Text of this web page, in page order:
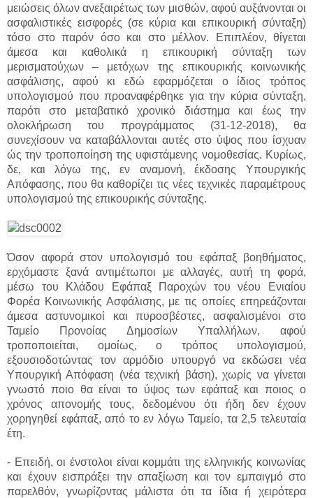
μειώσεις όλων ανεξαιρέτως των μισθών, αφού αυξάνονται οι
ασφαλιστικές εισφορές (σε κύρια και επικουρική σύνταξη)
τόσο στο παρόν όσο και στο μέλλον. Επιπλέον, θίγεται
άμεσα και καθολικά η επικουρική σύνταξη των
μερισματούχων – μετόχων της επικουρικής κοινωνικής
ασφάλισης, αφού κι εδώ εφαρμόζεται ο ίδιος τρόπος
υπολογισμού που προαναφέρθηκε για την κύρια σύνταξη,
παρότι στο μεταβατικό χρονικό διάστημα και έως την
ολοκλήρωση του προγράμματος (31-12-2018), θα
συνεχίσουν να καταβάλλονται αυτές στο ύψος που ίσχυαν
ώς την τροποποίηση της υφιστάμενης νομοθεσίας. Κυρίως,
δε, και λόγω της, εν αναμονή, έκδοσης Υπουργικής
Απόφασης, που θα καθορίζει τις νέες τεχνικές παραμέτρους
υπολογισμού της επικουρικής σύνταξης.
Όσον αφορά στον υπολογισμό του εφάπαξ βοηθήματος,
ερχόμαστε ξανά αντιμέτωποι με αλλαγές, αυτή τη φορά,
μέσω του Κλάδου Εφάπαξ Παροχών του νέου Ενιαίου
Φορέα Κοινωνικής Ασφάλισης, με τις οποίες επηρεάζονται
άμεσα αστυνομικοί και πυροσβέστες, ασφαλισμένοι στο
Ταμείο Προνοίας Δημοσίων Υπαλλήλων, αφού
τροποποιείται, ομοίως, ο τρόπος υπολογισμού,
εξουσιοδοτώντας τον αρμόδιο υπουργό να εκδώσει νέα
Υπουργική Απόφαση (νέα τεχνική βάση), χωρίς να γίνεται
γνωστό ποιο θα είναι το ύψος των εφάπαξ και ποιος ο
χρόνος απονομής τους, δεδομένου ότι ήδη δεν έχουν
χορηγηθεί εφάπαξ, από το εν λόγω Ταμείο, τα 2,5 τελευταία
έτη.
- Επειδή, οι ένστολοι είναι κομμάτι της ελληνικής κοινωνίας
και έχουν εισπράξει την απαξίωση και τον εμπαιγμό στο
παρελθόν, γνωρίζοντας μάλιστα ότι τα ίδια ή χειρότερα